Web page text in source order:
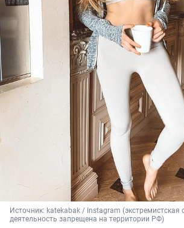
Источник: katekabak / Instagram (экстремистская
деятельность запрещена на территории РФ)